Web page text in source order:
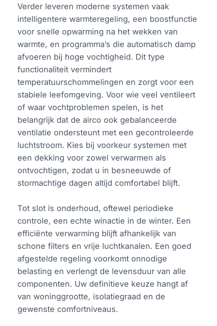
Verder leveren moderne systemen vaak
intelligentere warmteregeling, een boostfunctie
voor snelle opwarming na het wekken van
warmte, en programma’s die automatisch damp
afvoeren bij hoge vochtigheid. Dit type
functionaliteit vermindert
temperatuurschommelingen en zorgt voor een
stabiele leefomgeving. Voor wie veel ventileert
of waar vochtproblemen spelen, is het
belangrijk dat de airco ook gebalanceerde
ventilatie ondersteunt met een gecontroleerde
luchtstroom. Kies bij voorkeur systemen met
een dekking voor zowel verwarmen als
ontvochtigen, zodat u in besneeuwde of
stormachtige dagen altijd comfortabel blijft.
Tot slot is onderhoud, oftewel periodieke
controle, een echte winactie in de winter. Een
efficiënte verwarming blijft afhankelijk van
schone filters en vrije luchtkanalen. Een goed
afgestelde regeling voorkomt onnodige
belasting en verlengt de levensduur van alle
componenten. Uw definitieve keuze hangt af
van woninggrootte, isolatiegraad en de
gewenste comfortniveaus.